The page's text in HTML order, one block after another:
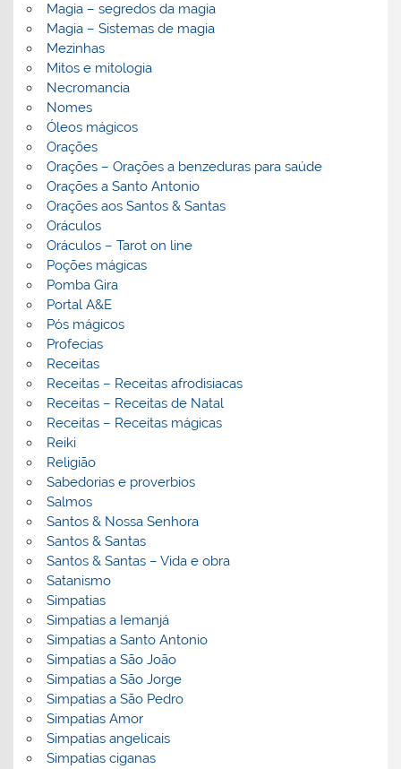
Magia – segredos da magia
Magia – Sistemas de magia
Mezinhas
Mitos e mitologia
Necromancia
Nomes
Óleos mágicos
Orações
Orações – Orações a benzeduras para saúde
Orações a Santo Antonio
Orações aos Santos & Santas
Oráculos
Oráculos – Tarot on line
Poções mágicas
Pomba Gira
Portal A&E
Pós mágicos
Profecias
Receitas
Receitas – Receitas afrodisiacas
Receitas – Receitas de Natal
Receitas – Receitas mágicas
Reiki
Religião
Sabedorias e proverbios
Salmos
Santos & Nossa Senhora
Santos & Santas
Santos & Santas – Vida e obra
Satanismo
Simpatias
Simpatias a Iemanjá
Simpatias a Santo Antonio
Simpatias a São João
Simpatias a São Jorge
Simpatias a São Pedro
Simpatias Amor
Simpatias angelicais
Simpatias ciganas